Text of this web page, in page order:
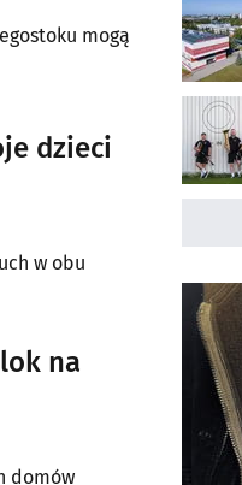
mogą
dzieci
w obu
na
domów